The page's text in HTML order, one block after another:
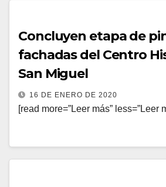
Concluyen etapa de
fachadas del Centro
San Miguel
16 DE ENERO DE 2020
[read more=”Leer más” less=”Leer